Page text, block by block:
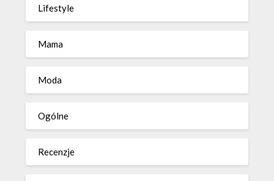
Lifestyle
Mama
Moda
Ogólne
Recenzje